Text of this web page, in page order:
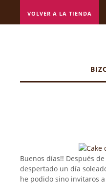
VOLVER A LA TIENDA
Buenos días!! Después
despertado un día
he podido sino invitaros